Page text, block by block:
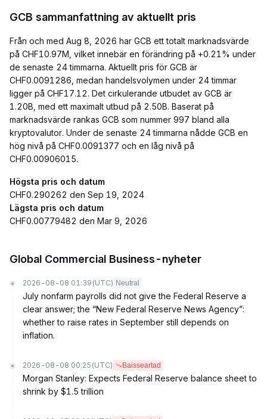
GCB sammanfattning av aktuellt pris
Från och med Aug 8, 2026 har GCB ett totalt marknadsvärde
på CHF10.97M, vilket innebär en förändring på +0.21% under
de senaste 24 timmarna. Aktuellt pris för GCB är
CHF0.0091286, medan handelsvolymen under 24 timmar
ligger på CHF17.12. Det cirkulerande utbudet av GCB är
1.20B, med ett maximalt utbud på 2.50B. Baserat på
marknadsvärde rankas GCB som nummer 997 bland alla
kryptovalutor. Under de senaste 24 timmarna nådde GCB en
hög nivå på CHF0.0091377 och en låg nivå på
CHF0.00906015.
Högsta pris och datum
CHF0.290262 den Sep 19, 2024
Lägsta pris och datum
CHF0.00779482 den Mar 9, 2026
Global Commercial Business-nyheter
2026-08-08 01:39 (UTC) Neutral
July nonfarm payrolls did not give the Federal Reserve a
clear answer; the “New Federal Reserve News Agency”:
whether to raise rates in September still depends on
inflation.
2026-08-08 00:25 (UTC) Baisseartad
Morgan Stanley: Expects Federal Reserve balance sheet to
shrink by $1.5 trillion